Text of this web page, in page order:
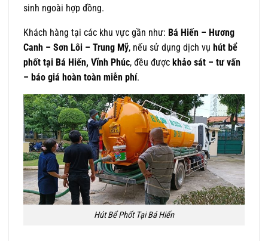
sinh ngoài hợp đồng.
Khách hàng tại các khu vực gần như: Bá Hiến – Hương
Canh – Sơn Lôi – Trung Mỹ, nếu sử dụng dịch vụ hút bể
phốt tại Bá Hiến, Vĩnh Phúc, đều được khảo sát – tư vấn
– báo giá hoàn toàn miễn phí.
Hút Bể Phốt Tại Bá Hiến